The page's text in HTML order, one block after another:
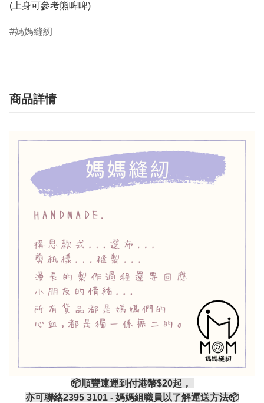
(上身可參考熊啤啤)
媽媽縫紉
商品詳情
📦順豐速運到付港幣$20起，
亦可聯絡2395 3101 - 媽媽組職員以了解運送方法📦